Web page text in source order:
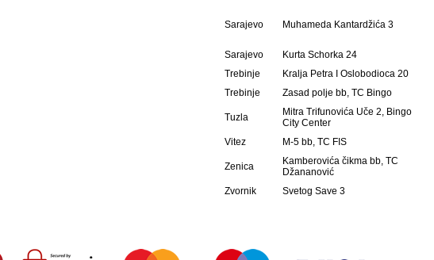
Sarajevo Muhameda Kantardžića 3
Sarajevo
Kurta Schorka 24
Trebinje
Kralja Petra I Oslobodioca 20
Trebinje
Zasad polje bb, TC Bingo
Tuzla
Mitra Trifunovića Uče 2, Bingo
City Center
Vitez
M-5 bb, TC FIS
Zenica
Kamberovića čikma bb, TC
Džananović
Zvornik
Svetog Save 3